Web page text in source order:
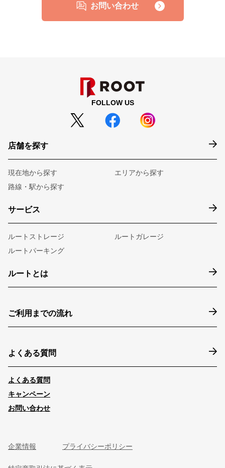
お問い合わせ
FOLLOW US
店舗を探す
現在地から探す
エリアから探す
路線・駅から探す
サービス
ルートストレージ
ルートガレージ
ルートパーキング
ルートとは
ご利用までの流れ
よくある質問
よくある質問
キャンペーン
お問い合わせ
企業情報 プライバシーポリシー